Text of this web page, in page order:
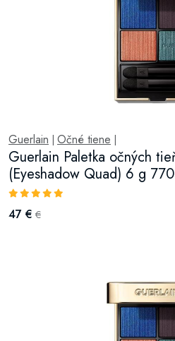
Guerlain Očné tiene
Guerlain Paletka očných
(Eyeshadow Quad) 6 g
47 € €